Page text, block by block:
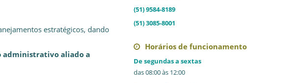
estratégicos, dando
administrativo aliado a
(51) 9584-8189
(51) 3085-8001
Horários de funcionamento
De segundas a sextas
das 08:00 às 12:00